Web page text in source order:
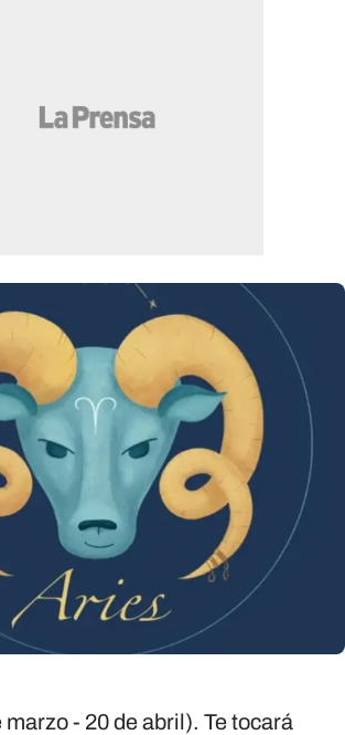
- 20 de abril). Te tocará